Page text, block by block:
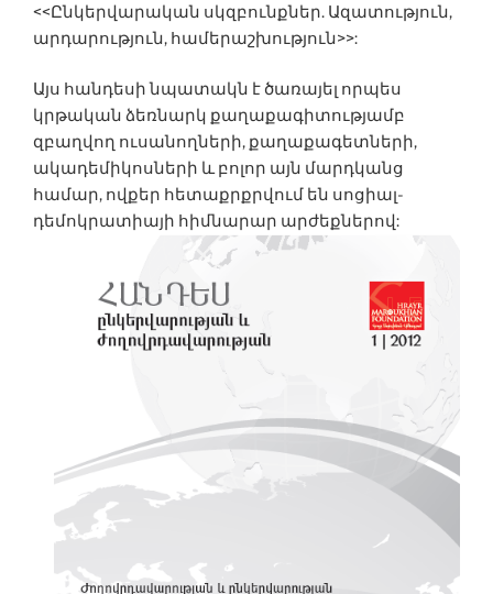
<<Ընկերվարական սկզբունքներ. Ազատություն,
արդարություն, համերաշխություն>>:
Այս հանդեսի նպատակն է ծառայել որպես
կրթական ձեռնարկ քաղաքագիտությամբ
զբաղվող ուսանողների, քաղաքագետների,
ակադեմիկոսների և բոլոր այն մարդկանց
համար, ովքեր հետաքրքրվում են սոցիալ-
դեմոկրատիայի հիմնարար արժեքներով: